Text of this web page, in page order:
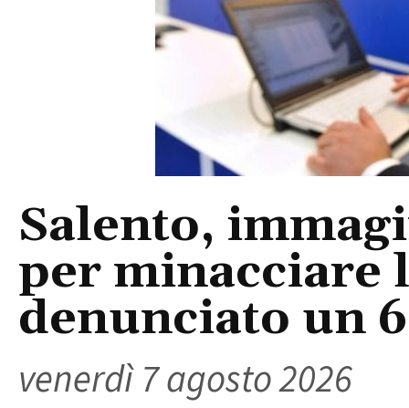
Salento,
per minacciare
denunciato un
venerdì 7 agosto 2026